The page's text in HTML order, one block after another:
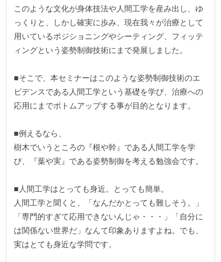
このような文化が身体技法や人間工学を産み出し、ゆ
っくりと、しかし確実に歩み、現在我々が治療として
用いているポジショニングやシーティング、フィッテ
ィングという姿勢制御技術にまで発展しました。
■そこで、本セミナーはこのような姿勢制御技術のエ
ビデンスである人間工学という基礎を学び、治療への
応用にまでボトムアップする事が目的となります。
■例えるなら、
樹木でいうところの『根や幹』である人間工学を学
び、『葉や実』である姿勢制御を考える勉強会です。
■人間工学はとっても身近。とっても簡単。
人間工学と聞くと、「なんだかとっても難しそう。」
「専門的すぎて応用できないんじゃ・・・」「自分に
は関係ない世界だ」なんて印象ありますよね。でも、
実はとても身近な学問です。